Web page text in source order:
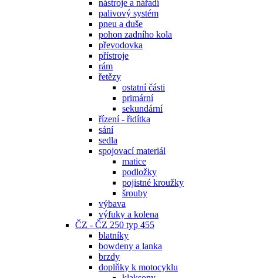
nástroje a nářadí
palivový systém
pneu a duše
pohon zadního kola
převodovka
přístroje
rám
řetězy
ostatní části
primární
sekundární
řízení - řidítka
sání
sedla
spojovací materiál
matice
podložky
pojistné kroužky
šrouby
výbava
výfuky a kolena
ČZ - ČZ 250 typ 455
blatníky
bowdeny a lanka
brzdy
doplňky k motocyklu